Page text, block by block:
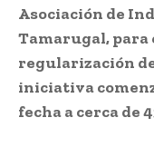
Asociación de
Tamarugal, para
regularización
iniciativa
fecha a cerca de